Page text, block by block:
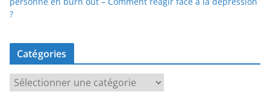
?
Catégories
a